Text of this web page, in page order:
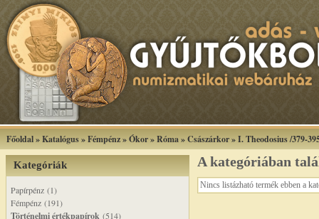
Főoldal»Katalógus»Fémpénz»Ókor»Róma»Császárkor»I. Theodosius /379-
Kategóriák
Papírpénz (1)
Fémpénz (191)
Történelmi értékpapírok (514)
A kategóriában
Nincs listázható termék ebben a